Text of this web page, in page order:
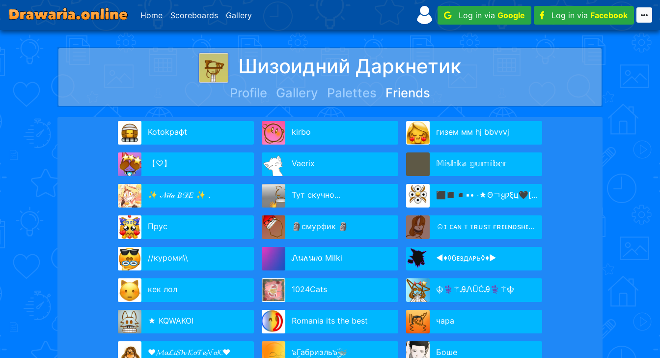
Home Scoreboards Gallery Log in via Google Log in via Facebook
Шизоидний Даркнетик
Profile Gallery Palettes Friends
Kotokрафt kirbo гизем мм hj bbvvvj
【♡】 Vaerix 𝕄𝕚𝕤𝕙𝕜𝕒 𝕘𝕦𝕞𝕚𝕓𝕖𝕣
✨ 𝒩𝒾𝓉𝒶 𝐵𝒟𝐸 ✨ . Тут скучно... ⬛◼️◾▪️• ·★Θㄱყקξц🖤[ᴹᴬ]
Прус 🗿смурфик 🗿 ☺ɪ ᴄᴀɴ ᴛ ᴛʀᴜsᴛ ғʀɪᴇɴᴅsʜɪᴘ☺:
//куроми\\ Ꮑนለนዘα Milki ◄♦◊бᴇздᴀᴩь◊♦►
кек лол 1024Cats ☬⚕⚚ᎯᏁŪĊᎯ⚕⚚☬
★ KQWAKOI Romania its the best чара
❤𝓜𝓪𝓛𝓲𝓢𝓱 𝓚𝓸𝓣𝓮𝓝𝓸𝓚❤ ๖ۣГабриэль๖ۣۣۜ🐳 Боше